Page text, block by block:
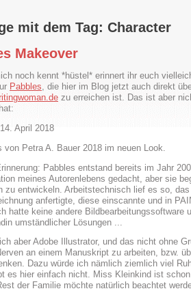
mit dem Tag: Character
Makeover
noch kennt *hüstel* erinnert ihr euch
Pabbles, die hier im Blog jetzt auch direkt
zu erreichen ist. Das ist aber
April 2018
Pabbles entstand bereits im Jahr
meines Autorenlebens gedacht, aber sie
zu entwickeln. Arbeitstechnisch lief es so,
anfertigte, diese einscannte und in
hatte keine andere Bildbearbeitungssoftware
umständlicher Lösungen ...
aber Adobe Illustrator, und das nicht ohne
an einem Manuskript zu arbeiten, bzw.
Dazu würde ich nämlich ziemlich viel
es hier einfach nicht. Miss Kleinkind ist
der Familie möchte natürlich beachtet